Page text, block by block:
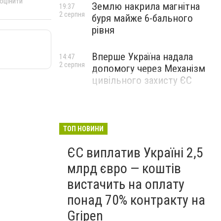
Землю накрила магнітна
буря майже 6-бального
рівня
19:37
2 серпня
Вперше Україна надала
допомогу через Механізм
цивільного захисту ЄС
14:47
2 серпня
ТОП НОВИНИ
ЄС виплатив Україні 2,5
млрд євро — коштів
вистачить на оплату
понад 70% контракту на
Gripen